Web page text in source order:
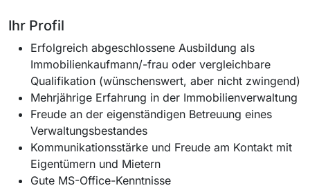
Ihr Profil
Erfolgreich abgeschlossene Ausbildung als
Immobilienkaufmann/-frau oder vergleichbare
Qualifikation (wünschenswert, aber nicht zwingend)
Mehrjährige Erfahrung in der Immobilienverwaltung
Freude an der eigenständigen Betreuung eines
Verwaltungsbestandes
Kommunikationsstärke und Freude am Kontakt mit
Eigentümern und Mietern
Gute MS-Office-Kenntnisse